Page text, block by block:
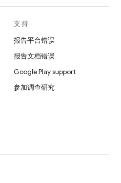
支持
报告平台错误
报告文档错误
Google Play support
参加调查研究